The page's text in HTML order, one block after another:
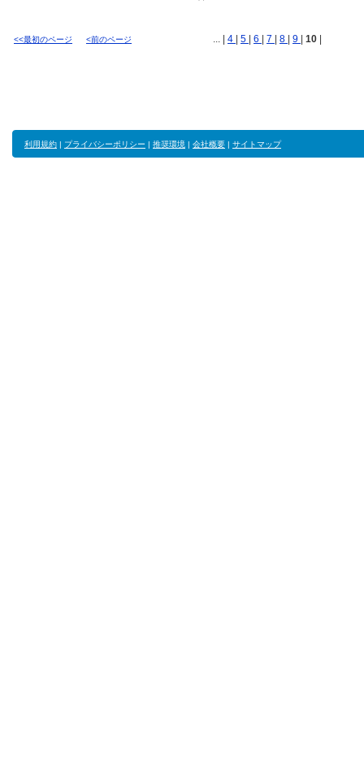
<<最初のページ <前のページ ... | 4 5 6 7 8 9 10
利用規約 | プライバシーポリシー | 推奨環境 | 会社概要 | サイトマップ